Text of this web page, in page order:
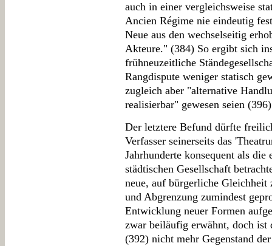
auch in einer vergleichsweise
Ancien Régime nie eindeutig
Neue aus den wechselseitig
Akteure." (384) So ergibt sich
frühneuzeitliche
Rangdispute weniger statisch
zugleich aber "alternative
realisierbar" gewesen seien
Der letztere Befund dürfte
Verfasser seinerseits das
Jahrhunderte konsequent als
städtischen Gesellschaft
neue, auf bürgerliche
und Abgrenzung zumindest
Entwicklung neuer Formen
zwar beiläufig erwähnt, doch ist
(392) nicht mehr Gegenstand